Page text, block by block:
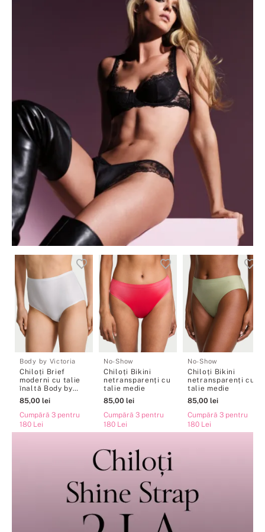
Body by Victoria
Chiloți Brief
moderni cu talie
înaltă Body by
Victoria Flex
85,00 lei
Cumpără 3 pentru
180 Lei
No-Show
Chiloți Bikini
netransparenți cu
talie medie
85,00 lei
Cumpără 3 pentru
180 Lei
No-Show
Chiloți Bikini
netransparenți cu
talie medie
85,00 lei
Cumpără 3 pentru
180 Lei